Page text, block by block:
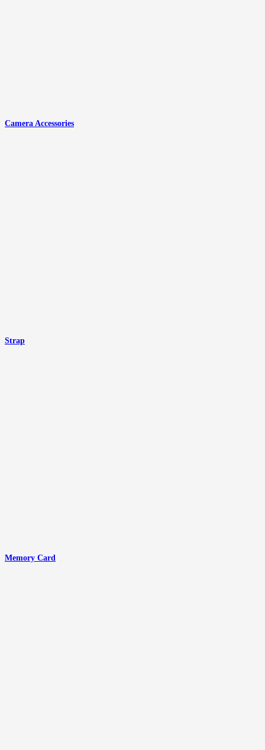
Camera Accessories
Strap
Memory Card